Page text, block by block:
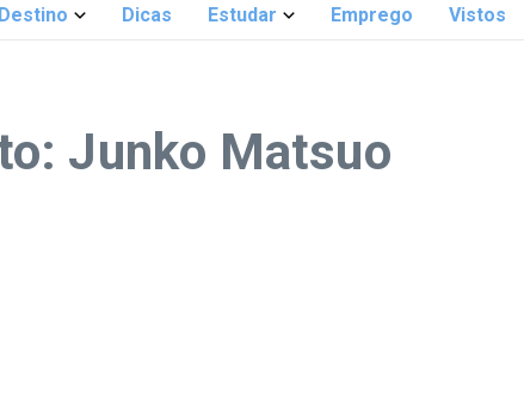
Destino Dicas Estudar Emprego Vistos
Junko Matsuo